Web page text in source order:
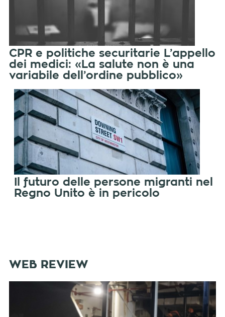
CPR e politiche securitarie L’appello
dei medici: «La salute non è una
variabile dell’ordine pubblico»
Il futuro delle persone migranti nel
Regno Unito è in pericolo
WEB REVIEW